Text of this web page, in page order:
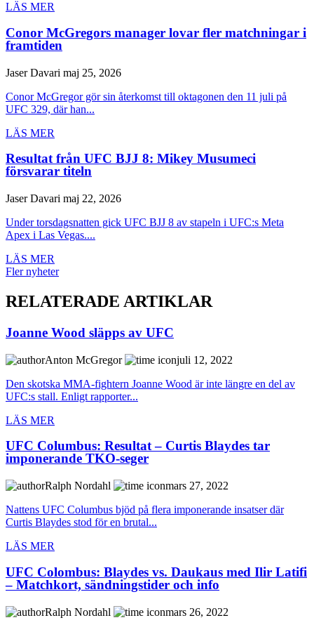
LÄS MER
Conor McGregors manager lovar fler matchningar i
framtiden
Jaser Davari maj 25, 2026
Conor McGregor gör sin återkomst till oktagonen den 11 juli på
UFC 329, där han...
LÄS MER
Resultat från UFC BJJ 8: Mikey Musumeci
försvarar titeln
Jaser Davari maj 22, 2026
Under torsdagsnatten gick UFC BJJ 8 av stapeln i UFC:s Meta
Apex i Las Vegas....
LÄS MER
Fler nyheter
RELATERADE ARTIKLAR
Joanne Wood släpps av UFC
Anton McGregor
juli 12, 2022
Den skotska MMA-fightern Joanne Wood är inte längre en del av
UFC:s stall. Enligt rapporter...
LÄS MER
UFC Columbus: Resultat – Curtis Blaydes tar
imponerande TKO-seger
Ralph Nordahl
mars 27, 2022
Nattens UFC Columbus bjöd på flera imponerande insatser där
Curtis Blaydes stod för en brutal...
LÄS MER
UFC Colombus: Blaydes vs. Daukaus med Ilir Latifi
– Matchkort, sändningstider och info
Ralph Nordahl
mars 26, 2022